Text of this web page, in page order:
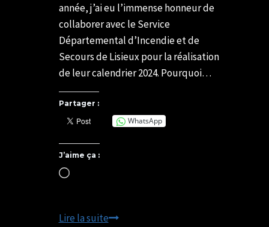
année, j’ai eu l’immense honneur de
collaborer avec le Service
Départemental d’Incendie et de
Secours de Lisieux pour la réalisation
de leur calendrier 2024. Pourquoi…
Partager :
WhatsApp
J’aime ça :
Chargement…
Lire la suiteCalendrier